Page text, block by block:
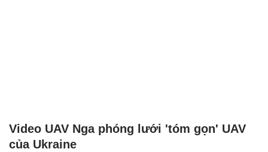
Video UAV Nga phóng lưới 'tóm gọn' UAV
của Ukraine